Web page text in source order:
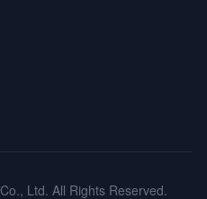
Ltd. All Rights Reserved.